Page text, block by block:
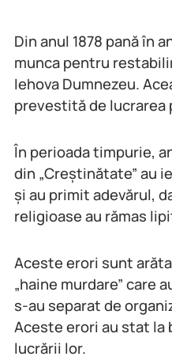
Din anul 1878 pană în
munca pentru
Iehova Dumnezeu.
prevestită de
În perioada timpurie,
din „Creștinătate” au
și au primit adevărul,
religioase au rămas
Aceste erori sunt
„haine murdare” care
s-au separat de
Aceste erori au stat la
lucrării lor.